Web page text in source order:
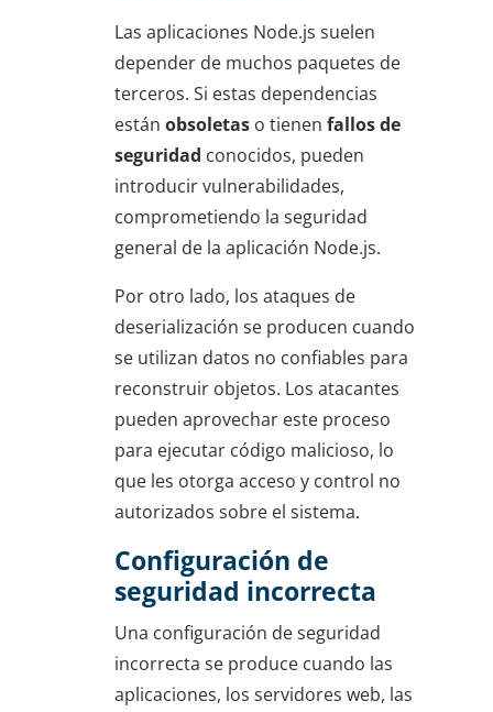
Las aplicaciones Node.js suelen
depender de muchos paquetes de
terceros. Si estas dependencias
están obsoletas o tienen fallos de
seguridad conocidos, pueden
introducir vulnerabilidades,
comprometiendo la seguridad
general de la aplicación Node.js.
Por otro lado, los ataques de
deserialización se producen cuando
se utilizan datos no confiables para
reconstruir objetos. Los atacantes
pueden aprovechar este proceso
para ejecutar código malicioso, lo
que les otorga acceso y control no
autorizados sobre el sistema.
Configuración de
seguridad incorrecta
Una configuración de seguridad
incorrecta se produce cuando las
aplicaciones, los servidores web, las